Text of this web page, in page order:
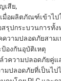
เสีย,
มื่อผลิตภัณฑ์เข้าไ
รุปกระบวนการทั้ง
วามปลอดภัยสามเ
องกันอุบัติเหตุ
วความปลอดภัยคู่แ
มปลอดภัยที่เป็นไป